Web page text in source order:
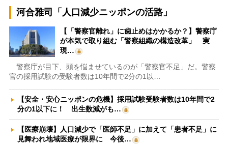
河合雅司「人口減少ニッポンの活路」
【「警察官離れ」に歯止めはかかるか？】警察庁
が本気で取り組む「警察組織の構造改革」 実
現…
警察庁が目下、頭を悩ませているのが「警察官不足」だ。警察
官の採用試験の受験者数は10年間で2分の1以…
【安全・安心ニッポンの危機】採用試験受験者数は10年間で2
分の1以下に！ 出生数減がも…
【医療崩壊】人口減少で「医師不足」に加えて「患者不足」に
見舞われ地域医療が限界に 今後…